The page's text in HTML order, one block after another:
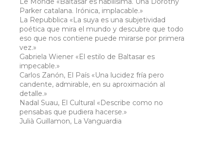
Parker catalana. Irónica, implacable.»
La Repubblica «La suya es una subjetividad
poética que mira el mundo y descubre que todo
eso que nos contiene puede mirarse por primera
vez.»
Gabriela Wiener «El estilo de Baltasar es
impecable.»
Carlos Zanón, El País «Una lucidez fría pero
candente, admirable, en su aproximación al
detalle.»
Nadal Suau, El Cultural «Describe como no
pensabas que pudiera hacerse.»
Julià Guillamon, La Vanguardia